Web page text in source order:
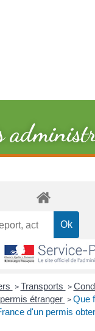
> Transports >
étranger > Que
d'un permis